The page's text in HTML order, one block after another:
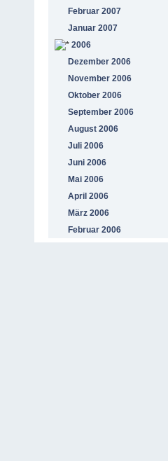
Februar 2007
Januar 2007
2006
Dezember 2006
November 2006
Oktober 2006
September 2006
August 2006
Juli 2006
Juni 2006
Mai 2006
April 2006
März 2006
Februar 2006